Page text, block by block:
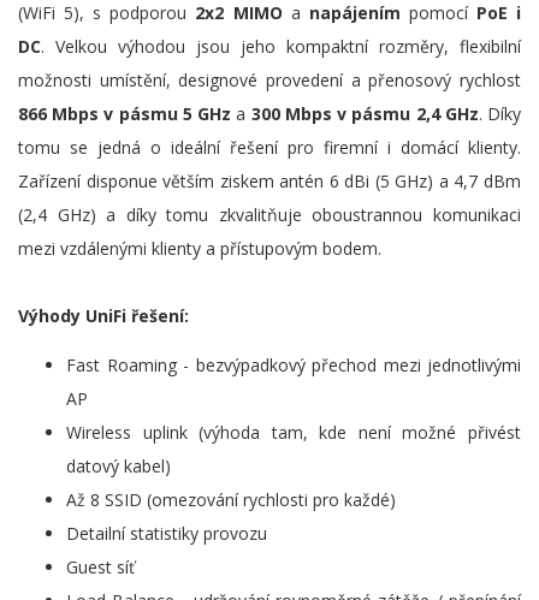
(WiFi 5), s podporou 2x2 MIMO a napájením pomocí PoE i
DC. Velkou výhodou jsou jeho kompaktní rozměry, flexibilní
možnosti umístění, designové provedení a přenosový rychlost
866 Mbps v pásmu 5 GHza 300 Mbps v pásmu 2,4 GHz. Díky
tomu se jedná o ideální řešení pro firemní i domácí klienty.
Zařízení disponue větším ziskem antén 6 dBi (5 GHz) a 4,7 dBm
(2,4 GHz) a díky tomu zkvalitňuje oboustrannou komunikaci
mezi vzdálenými klienty a přístupovým bodem.
Výhody UniFi řešení:
Fast Roaming - bezvýpadkový přechod mezi jednotlivými
AP
Wireless uplink (výhoda tam, kde není možné přivést
datový kabel)
Až 8 SSID (omezování rychlosti pro každé)
Detailní statistiky provozu
Guest síť